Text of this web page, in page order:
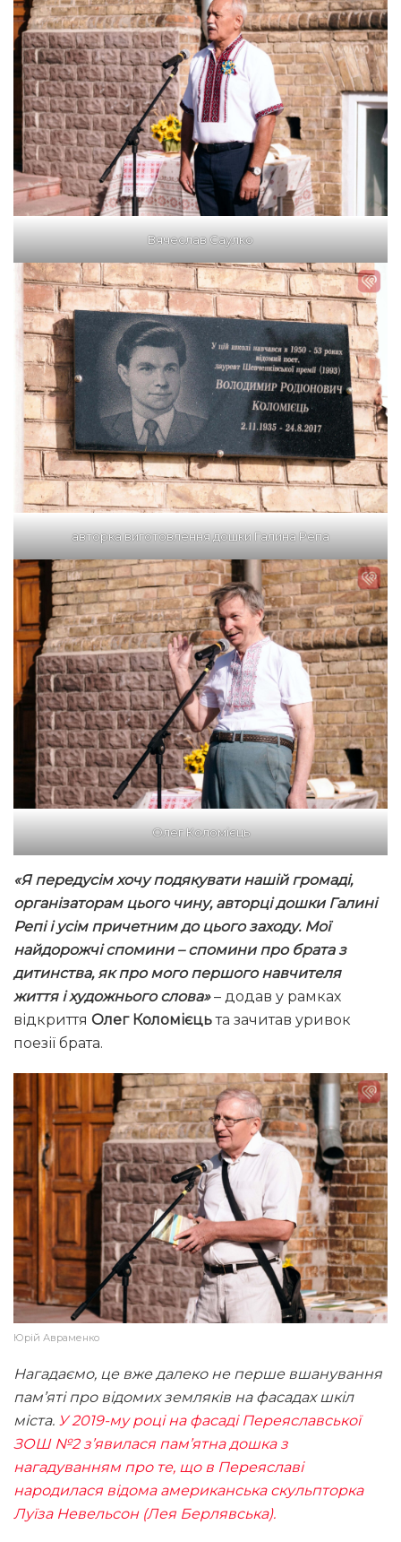
Вячеслав Саулко
авторка виготовлення дошки Галина Репа
Олег Коломієць
«Я передусім хочу подякувати нашій громаді,
організаторам цього чину, авторці дошки Галині
Репі і усім причетним до цього заходу. Мої
найдорожчі спомини – спомини про брата з
дитинства, як про мого першого навчителя
життя і художнього слова»– додав у рамках
відкриття Олег Коломієцьта зачитав уривок
поезії брата.
Юрій Авраменко
Нагадаємо, це вже далеко не перше вшанування
пам’яті про відомих земляків на фасадах шкіл
міста. У 2019-му році на фасаді Переяславської
ЗОШ №2 з’явилася пам’ятна дошка з
нагадуванням про те, що в Переяславі
народилася відома американська скульпторка
Луїза Невельсон (Лея Берлявська).